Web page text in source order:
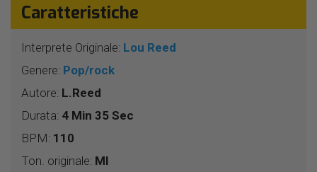
Caratteristiche
Interprete Originale: Lou Reed
Genere: Pop/rock
Autore: L.Reed
Durata: 4 Min 35 Sec
BPM: 110
Ton. originale: MI